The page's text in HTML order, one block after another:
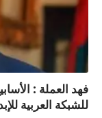
فهد العملة :
للشبكة العربية